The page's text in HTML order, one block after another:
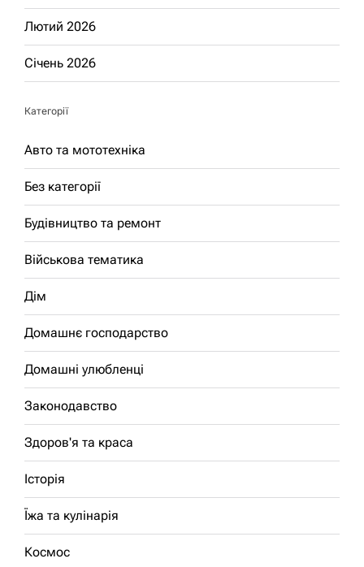
Лютий 2026
Січень 2026
Категорії
Авто та мототехніка
Без категорії
Будівництво та ремонт
Військова тематика
Дім
Домашнє господарство
Домашні улюбленці
Законодавство
Здоров'я та краса
Історія
Їжа та кулінарія
Космос